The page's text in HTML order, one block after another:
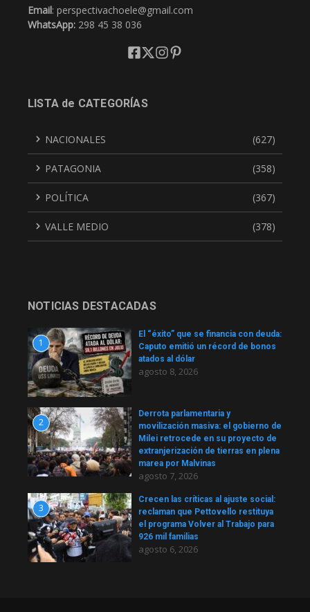
Email: perspectivachoele@gmail.com
WhatsApp: 298 45 38 036
LISTA de CATEGORÍAS
NACIONALES (627)
PATAGONIA (358)
POLÍTICA (367)
VALLE MEDIO (378)
NOTICIAS DESTACADAS
1
El “éxito” que se financia con deuda:
Caputo emitió un récord de bonos
atados al dólar
agosto 8, 2026
2
Derrota parlamentaria y
movilización masiva: el gobierno de
Milei retrocede en su proyecto de
extranjerización de tierras en plena
marea por Malvinas
agosto 7, 2026
3
Crecen las críticas al ajuste social:
reclaman que Pettovello restituya
el programa Volver al Trabajo para
926 mil familias
agosto 6, 2026